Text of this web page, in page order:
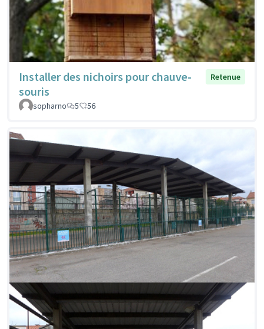
Installer des nichoirs pour chauve-
souris
Retenue
sopharno 5 56